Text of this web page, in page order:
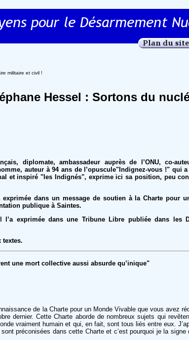
militaire et civil !
Hessel : Sortons du
diplomate, ambassadeur auprès de l’ONU, co-
auteur à 94 ans de l’opuscule"Indignez-vous !" qui
et inspiré "les Indignés", exprime ici sa position, peu
dans un message de soutien à la Charte pour
publique à Saintes.
l’a exprimée dans une Tribune Libre publiée dans les
textes.
une mort collective aussi absurde qu’inique"
de la Charte pour un Monde Vivable que vous avez
dernier. Cette Charte aborde de nombreux sujets qui
vraiment humain et qui, en fait, sont tous liés entre eux.
préconisées dans cette Charte et c’est pourquoi je la signe